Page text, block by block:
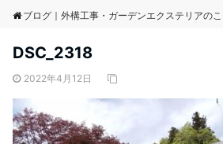
ブログ｜外構工事・ガーデンエクステリアの
DSC_2318
2022年4月12日